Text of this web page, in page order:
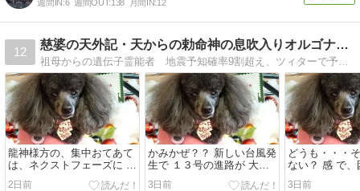
週間IN:6 週間OUT:138 月間IN:12
12
慈婆の天外記・天からの勅命神の息吹入りオルゴナイト
祖母からの遺伝子霊能者 地震予知確率9割超え、ツィターで予測書いてます。龍神様と仲良しで、勅命により、「神の息吹入りオルゴナイト」制作販売も
龍神様方の、集中おてあて
は、ネクストフェーズに 入
りそう・・・
2日前
かみかぜ？？ 新しい台風発
生で １３号の進路が 大陸
側に ！！！
3日前
どうも・・・
ない？ 感 で、
3日前